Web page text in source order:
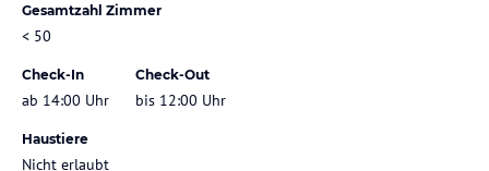
Gesamtzahl Zimmer
< 50
Check-In
ab 14:00 Uhr
Check-Out
bis 12:00 Uhr
Haustiere
Nicht erlaubt